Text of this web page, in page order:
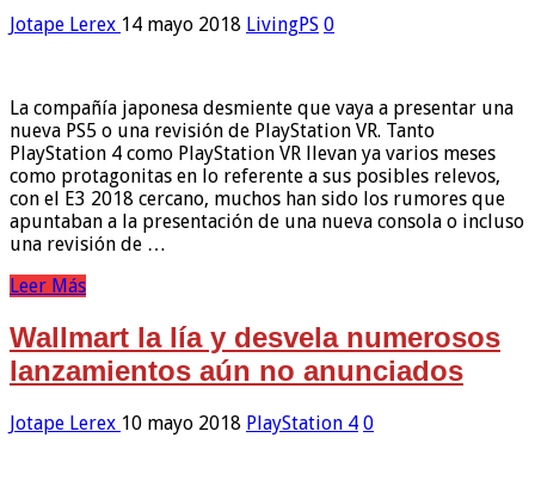
Jotape Lerex 14 mayo 2018 LivingPS 0
La compañía japonesa desmiente que vaya a presentar una
nueva PS5 o una revisión de PlayStation VR. Tanto
PlayStation 4 como PlayStation VR llevan ya varios meses
como protagonitas en lo referente a sus posibles relevos,
con el E3 2018 cercano, muchos han sido los rumores que
apuntaban a la presentación de una nueva consola o incluso
una revisión de …
Leer Más
Wallmart la lía y desvela numerosos
lanzamientos aún no anunciados
Jotape Lerex 10 mayo 2018 PlayStation 4 0